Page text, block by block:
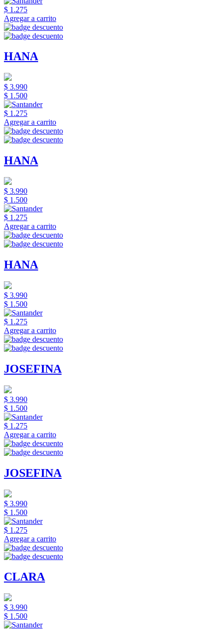
$ 1.275
Agregar a carrito
HANA
$ 3.990
$ 1.500
$ 1.275
Agregar a carrito
HANA
$ 3.990
$ 1.500
$ 1.275
Agregar a carrito
HANA
$ 3.990
$ 1.500
$ 1.275
Agregar a carrito
JOSEFINA
$ 3.990
$ 1.500
$ 1.275
Agregar a carrito
JOSEFINA
$ 3.990
$ 1.500
$ 1.275
Agregar a carrito
CLARA
$ 3.990
$ 1.500